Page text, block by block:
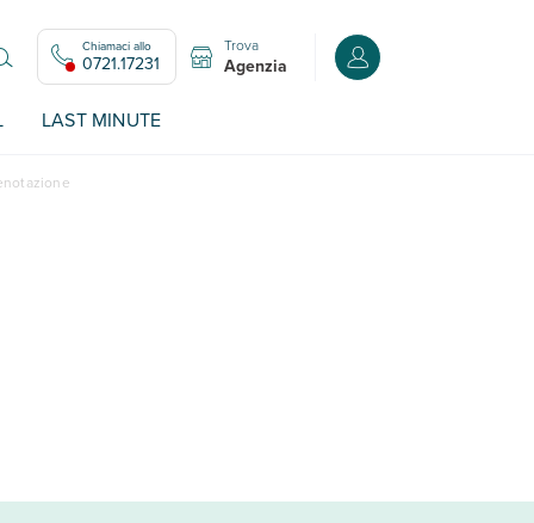
Chiamaci allo
0721.17231
Trova
Agenzia Accedi o registrati
LAST MINUTE